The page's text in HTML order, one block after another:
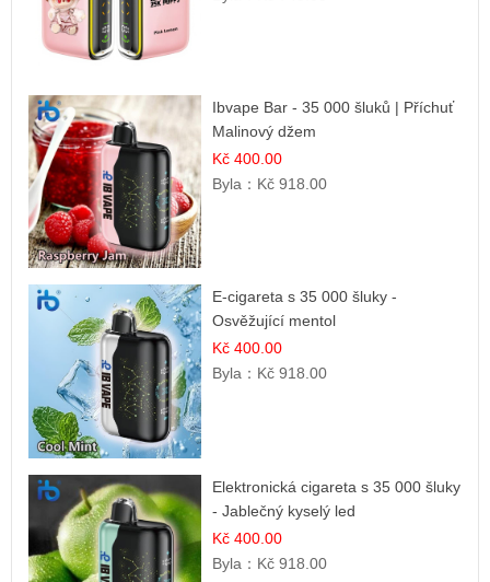
Ibvape Bar - 35 000 šluků | Příchuť
Malinový džem
Kč 400.00
Byla： Kč 918.00
E-cigareta s 35 000 šluky -
Osvěžující mentol
Kč 400.00
Byla： Kč 918.00
Elektronická cigareta s 35 000 šluky
- Jablečný kyselý led
Kč 400.00
Byla： Kč 918.00